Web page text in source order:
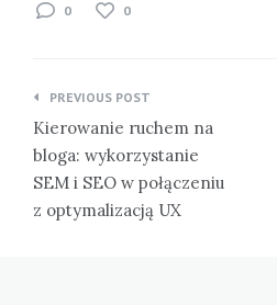
0 0
Nawigacja
wpisu
PREVIOUS POST
Kierowanie ruchem na
bloga: wykorzystanie
SEM i SEO w połączeniu
z optymalizacją UX